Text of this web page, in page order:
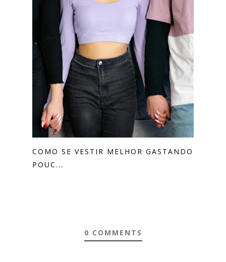
COMO SE VESTIR MELHOR GASTANDO
POUC...
0 COMMENTS